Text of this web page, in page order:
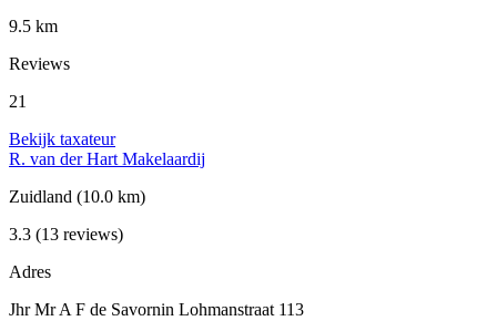
9.5 km
Reviews
21
Bekijk taxateur
R. van der Hart Makelaardij
Zuidland (10.0 km)
3.3 (13 reviews)
Adres
Jhr Mr A F de Savornin Lohmanstraat 113